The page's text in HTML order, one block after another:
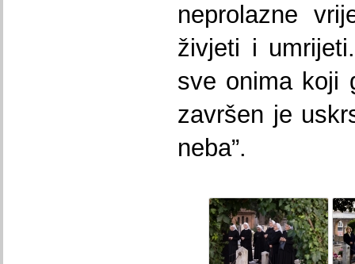
neprolazne
živjeti i
sve onima koji
završen je
neba”.